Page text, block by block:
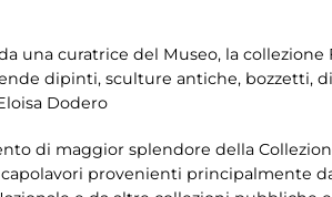
una curatrice del Museo, la
dipinti, sculture antiche, bozzetti,
Dodero
di maggior splendore della
provenienti principalmente